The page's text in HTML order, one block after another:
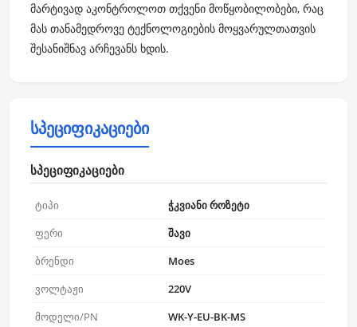
მარტივად აკონტროლოთ თქვენი მოწყობილობები, რაც
მას თანამედროვე ტექნოლოგიების მოყვარულთათვის
შესანიშნავ არჩევანს ხდის.
სპეციფიკაციები
სპეციფიკაციები
ტიპი
ჭკვიანი როზეტი
ფერი
შავი
ბრენდი
Moes
ვოლტაჟი
220V
მოდელი/PN
WK-Y-EU-BK-MS